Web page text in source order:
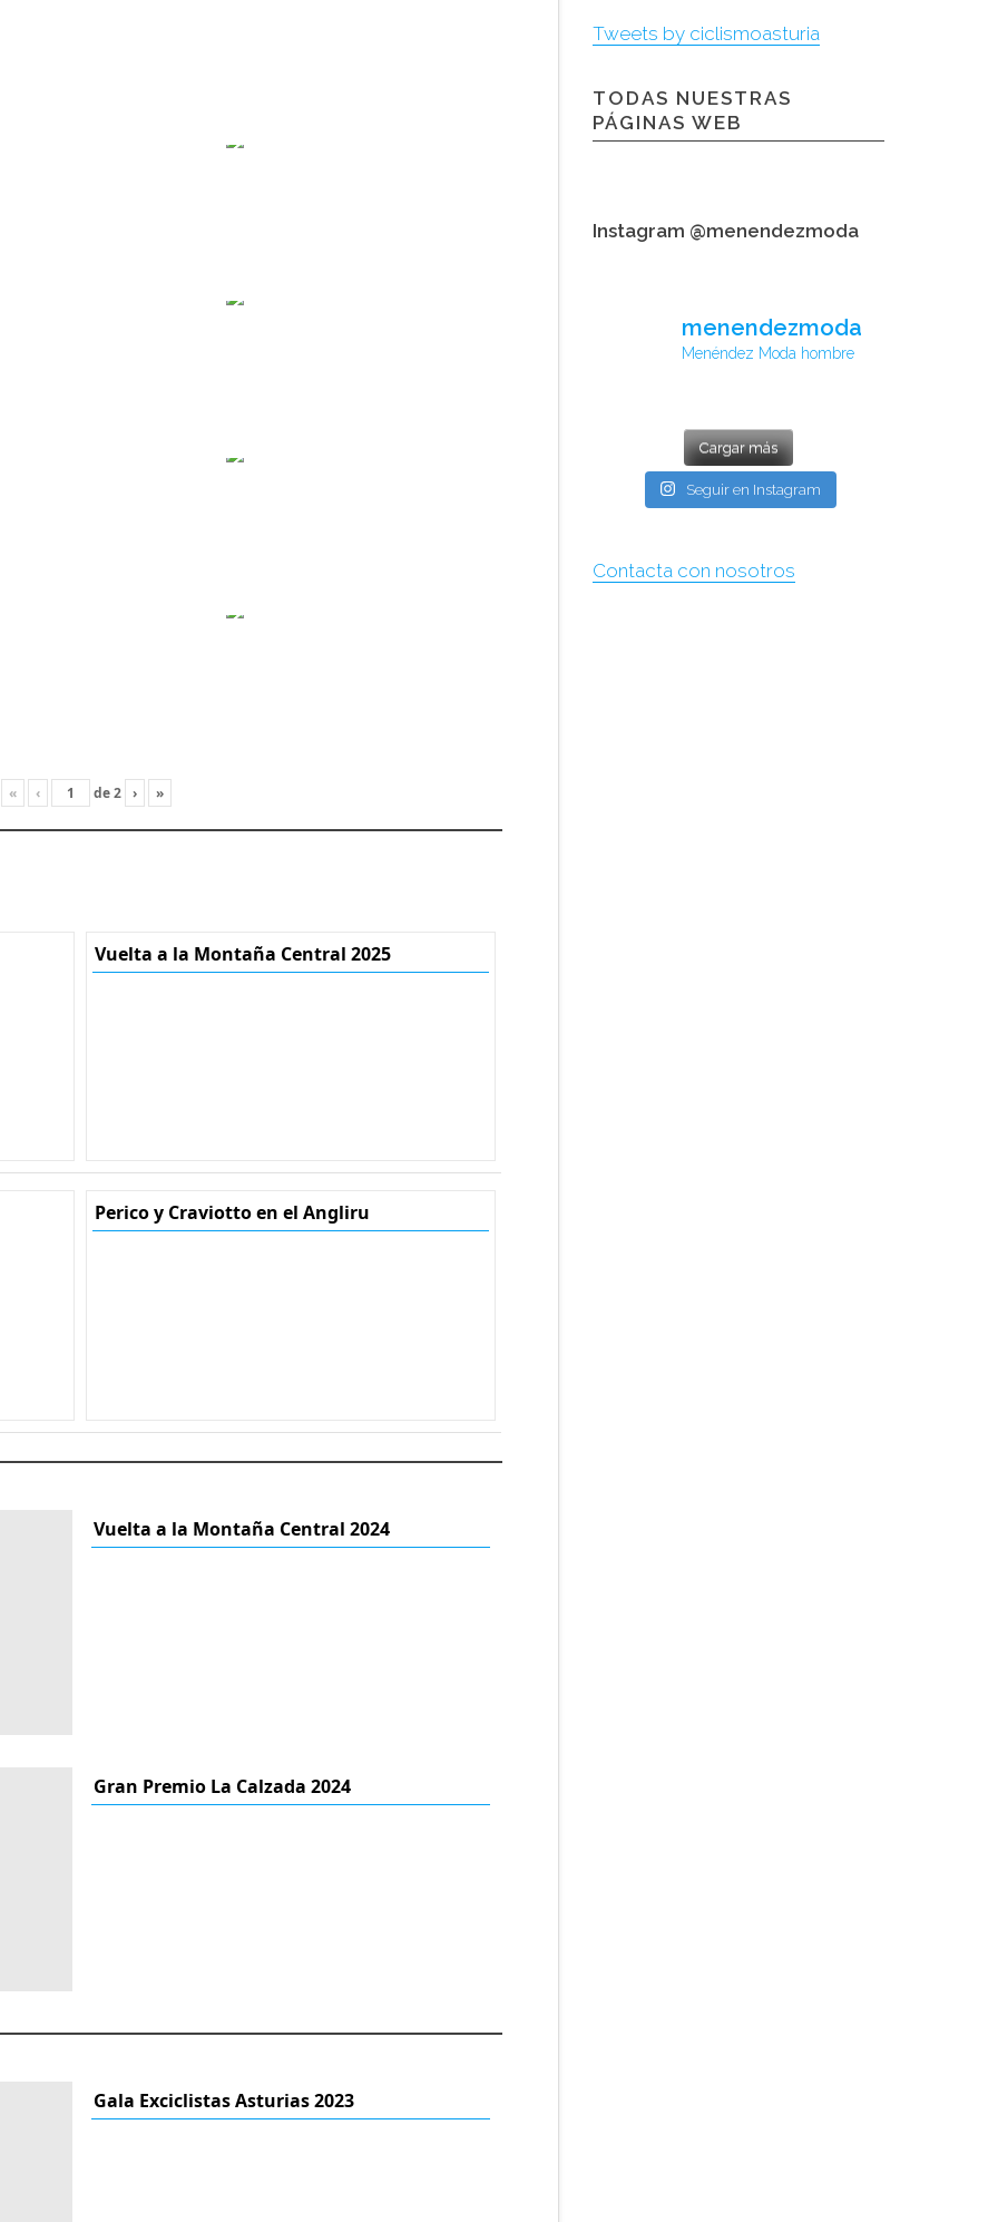
« ‹ de2 › »
Vuelta a la Montaña Central 2025
Perico y Craviotto en el Angliru
Vuelta a la Montaña Central 2024
Gran Premio La Calzada 2024
Gala Exciclistas Asturias 2023
Tweets by ciclismoasturia
TODAS NUESTRAS
PÁGINAS WEB
Instagram @menendezmoda
menendezmoda
Menéndez Moda hombre
Cargar más
Seguir en Instagram
Contacta con nosotros